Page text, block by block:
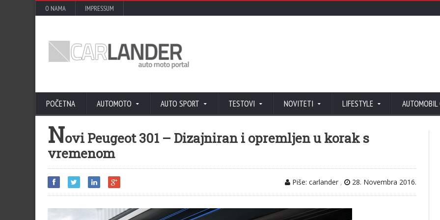
O NAMA IMPRESSUM
POČETNA AUTOMOTO AUTO SPORT TESTOVI NOVITETI LIFESTYLE AUTOMOBIL
Novi Peugeot 301 – Dizajniran i opremljen u korak s
vremenom
Piše: carlander , 28. Novembra 2016.